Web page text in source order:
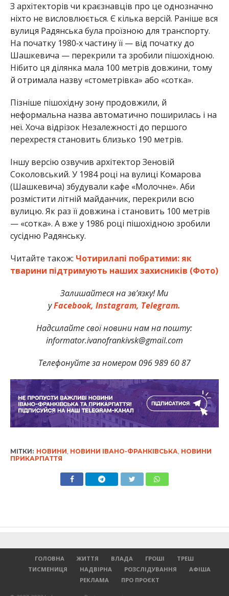
З архітекторів чи краєзнавців про це однозначно
ніхто не висловлюється. Є кілька версій. ­Раніше вся
вулиця Радянська була проїзною для транспорту.
На початку 1980‑х частину її — від початку до
Шашкевича — перекрили та зробили пішохідною.
Нібито ця ділянка мала 100 метрів довжини, тому
й отримала назву «стометрівка» або «сотка».
Пізніше пішохідну зону продовжили, й
неформальна назва автоматично поширилась і на
неї. Хоча відрізок Незалежності до першого
перехрестя становить близько 190 метрів.
Іншу версію озвучив архітектор Зеновій
Соколовський. У 1984 році на вулиці Комарова
(Шашкевича) збудували кафе «Молочне». Аби
розмістити літній майданчик, перекрили всю
вулицю. Як раз її довжина і становить 100 метрів
— «сотка». А вже у 1986 році пішохідною зробили
сусідню Радянську.
Читайте також: Чотирилапі побратими: як
тварини підтримують наших захисників (Фото)
Залишайтеся на зв’язку! Ми
уFacebook, Instagram, Telegram.
Надсилайте свої новини нам на пошту:
informator.ivanofrankivsk@gmail.com
Телефонуйте за номером 096 989 60 87
МІТКИ: НОВИНИ НОВИНИ ІВАНО-ФРАНКІВСЬКА НОВИНИ
ПРИКАРПАТТЯ
ГОЛОВНА ЖИТТЯ ВЛАДА ГРОШІ
ТРЕШ
ТИСМЕНИЦЯ
НАДВІРНА РОЗСЛІДУВАННЯ
АФІША
РЕКЛАМА
ПРО ПРОЄКТ